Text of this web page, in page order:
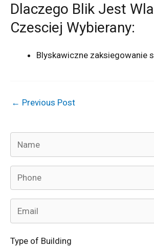
Dlaczego Blik Jest
Czesciej Wybierany:
Blyskawiczne zaksiegowanie
← Previous Post
Type of Building